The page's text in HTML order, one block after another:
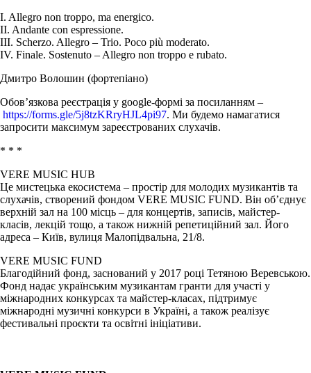
I. Allegro non troppo, ma energico.
II. Andante con espressione.
III. Scherzo. Allegro – Trio. Poco più moderato.
IV. Finale. Sostenuto – Allegro non troppo e rubato.
Дмитро Волошин (фортепіано)
Обов’язкова реєстрація у google-формі за посиланням –
https://forms.gle/5j8tzKRryHJL4pi97. Ми будемо намагатися
запросити максимум зареєстрованих слухачів.
* * *
VERE MUSIC HUB
Це мистецька екосистема – простір для молодих музикантів та
слухачів, створений фондом VERE MUSIC FUND. Він об’єднує
верхній зал на 100 місць – для концертів, записів, майстер-
класів, лекцій тощо, а також нижній репетиційний зал. Його
адреса – Київ, вулиця Малопідвальна, 21/8.
VERE MUSIC FUND
Благодійний фонд, заснований у 2017 році Тетяною Веревською.
Фонд надає українським музикантам гранти для участі у
міжнародних конкурсах та майстер-класах, підтримує
міжнародні музичні конкурси в Україні, а також реалізує
фестивальні проєкти та освітні ініціативи.